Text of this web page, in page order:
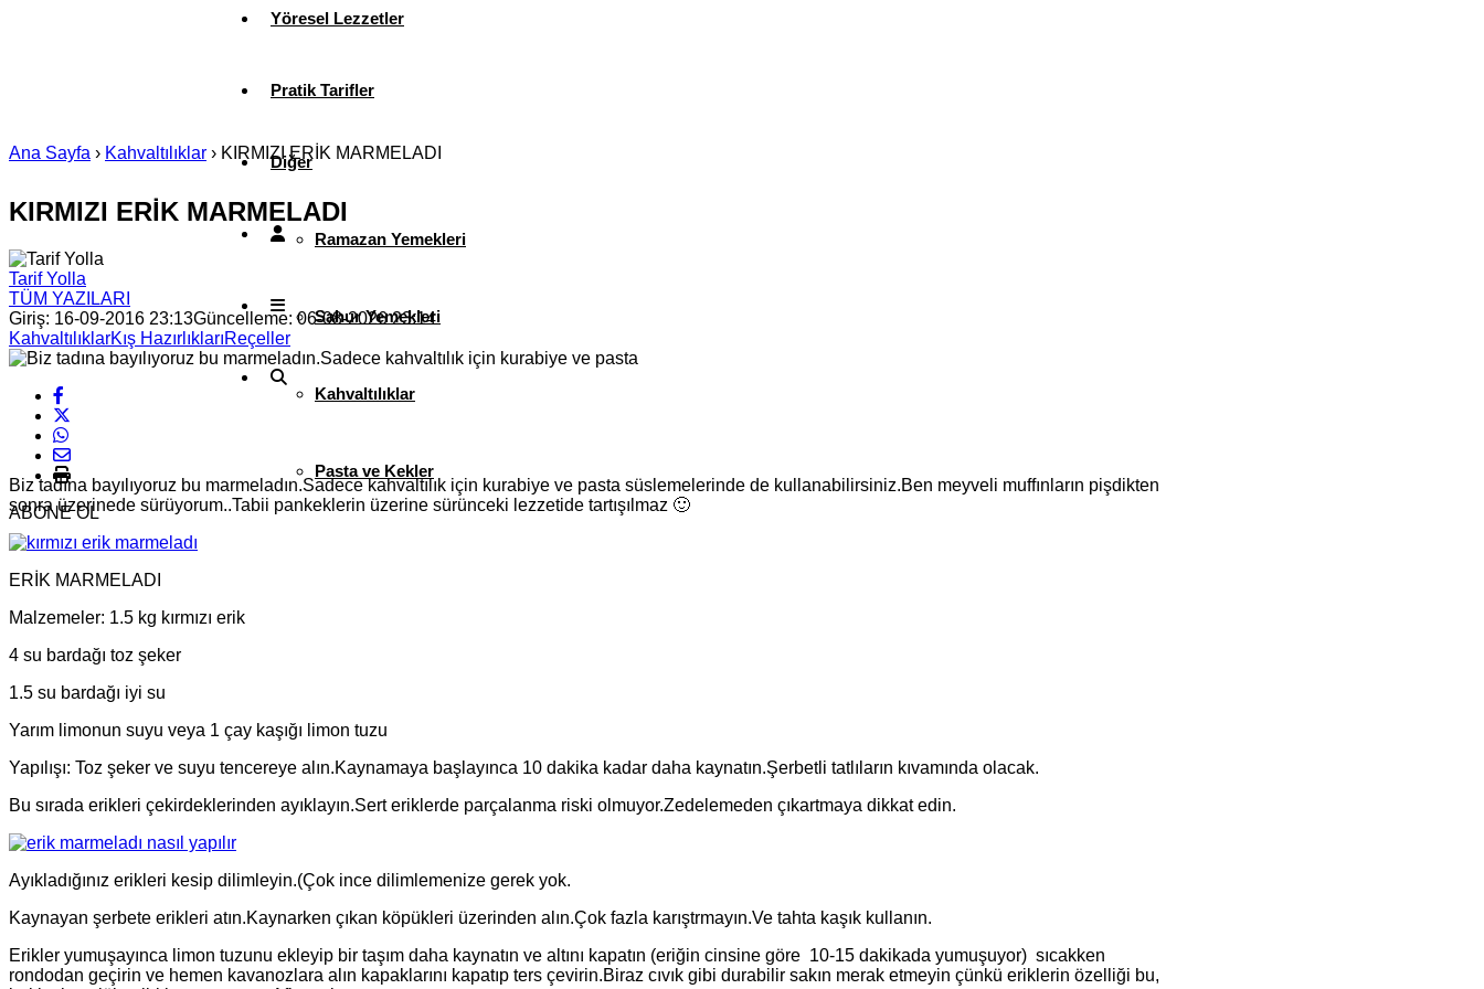
Yöresel Lezzetler
Pratik Tarifler
Diğer
Ramazan Yemekleri
Sahur Yemekleri
Kahvaltılıklar
Pasta ve Kekler
Ana Sayfa › Kahvaltılıklar › KIRMIZI ERİK MARMELADI
KIRMIZI ERİK MARMELADI
Tarif Yolla
TÜM YAZILARI
Giriş: 16-09-2016 23:13Güncelleme: 06-08-2026 23:14
KahvaltılıklarKış HazırlıklarıReçeller
ABONE OL
Biz tadına bayılıyoruz bu marmeladın.Sadece kahvaltılık için kurabiye ve pasta süslemelerinde de kullanabilirsiniz.Ben meyveli muffınların pişdikten
sonra üzerinede sürüyorum..Tabii pankeklerin üzerine sürünceki lezzetide tartışılmaz 🙂
ERİK MARMELADI
Malzemeler: 1.5 kg kırmızı erik
4 su bardağı toz şeker
1.5 su bardağı iyi su
Yarım limonun suyu veya 1 çay kaşığı limon tuzu
Yapılışı: Toz şeker ve suyu tencereye alın.Kaynamaya başlayınca 10 dakika kadar daha kaynatın.Şerbetli tatlıların kıvamında olacak.
Bu sırada erikleri çekirdeklerinden ayıklayın.Sert eriklerde parçalanma riski olmuyor.Zedelemeden çıkartmaya dikkat edin.
Ayıkladığınız erikleri kesip dilimleyin.(Çok ince dilimlemenize gerek yok.
Kaynayan şerbete erikleri atın.Kaynarken çıkan köpükleri üzerinden alın.Çok fazla karıştrmayın.Ve tahta kaşık kullanın.
Erikler yumuşayınca limon tuzunu ekleyip bir taşım daha kaynatın ve altını kapatın (eriğin cinsine göre 10-15 dakikada yumuşuyor) sıcakken
rondodan geçirin ve hemen kavanozlara alın kapaklarını kapatıp ters çevirin.Biraz cıvık gibi durabilir sakın merak etmeyin çünkü eriklerin özelliği bu,